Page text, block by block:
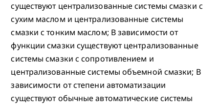
существуют централизованные системы смазки с
сухим маслом и централизованные системы
смазки с тонким маслом; В зависимости от
функции смазки существуют централизованные
системы смазки с сопротивлением и
централизованные системы объемной смазки; В
зависимости от степени автоматизации
существуют обычные автоматические системы